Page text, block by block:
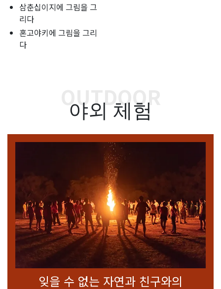
삼춘십이지에 그림을 그
리다
혼고야키에 그림을 그리
다
OUTDOOR
야외 체험
잊을 수 없는 자연과 친구와의